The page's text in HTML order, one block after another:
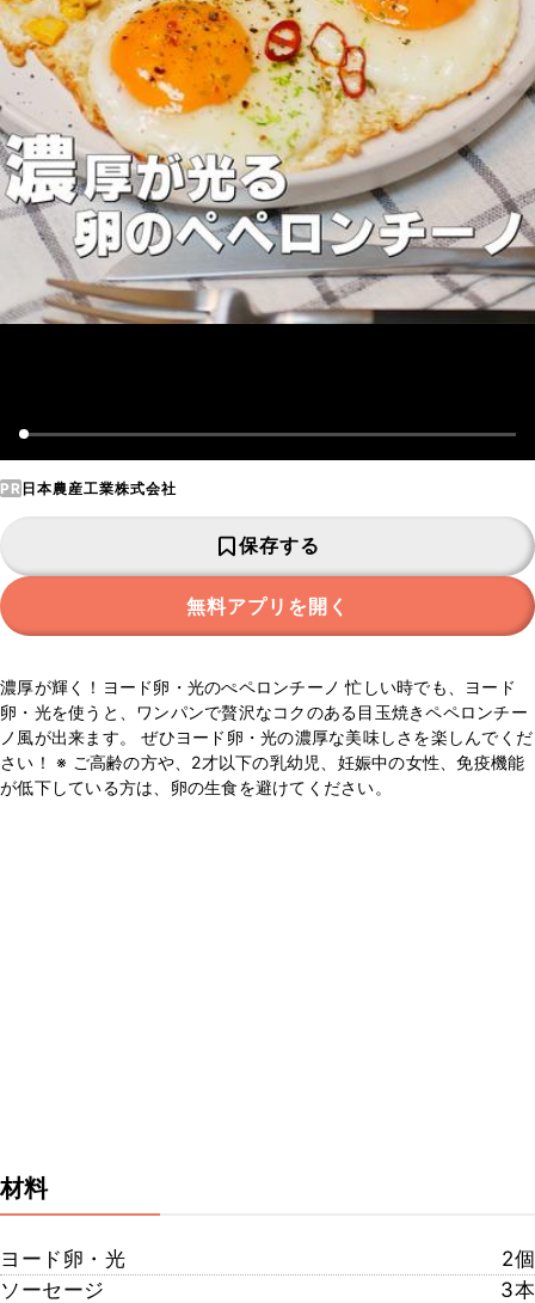
PR 日本農産工業株式会社
保存する
無料アプリを開く
濃厚が輝く！ヨード卵・光のぺペロンチーノ 忙しい時でも、ヨード
卵・光を使うと、ワンパンで贅沢なコクのある目玉焼きペペロンチー
ノ風が出来ます。 ぜひヨード卵・光の濃厚な美味しさを楽しんでくだ
さい！ ※ ご高齢の方や、2才以下の乳幼児、妊娠中の女性、免疫機能
が低下している方は、卵の生食を避けてください。
材料
ヨード卵・光
2個
ソーセージ
3本